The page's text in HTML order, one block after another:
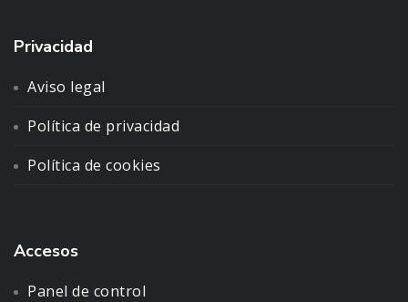
Privacidad
Aviso legal
Política de privacidad
Política de cookies
Accesos
Panel de control